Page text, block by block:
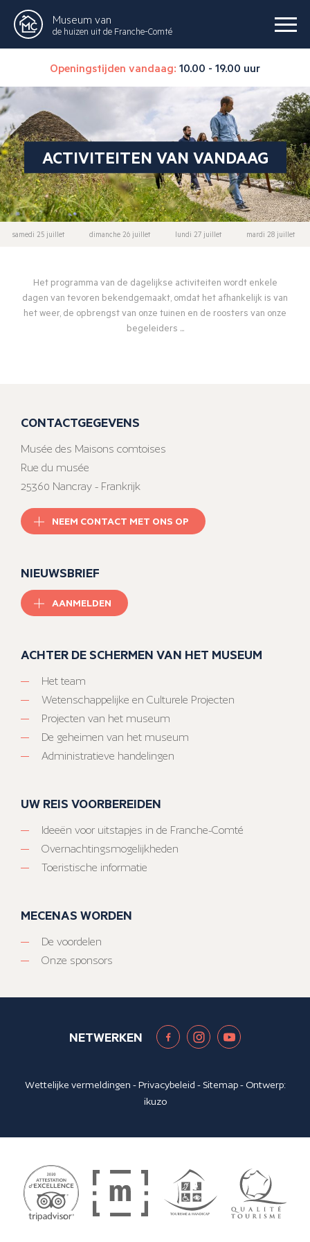
Museum van
de huizen uit de Franche-Comté
Openingstijden vandaag: 10.00 - 19.00 uur
ACTIVITEITEN VAN VANDAAG
samedi 25 juillet dimanche 26 juillet lundi 27 juillet mardi 28 juillet
Het programma van de dagelijkse activiteiten wordt enkele
dagen van tevoren bekendgemaakt, omdat het afhankelijk is van
het weer, de opbrengst van onze tuinen en de roosters van onze
begeleiders ...
CONTACTGEGEVENS
Musée des Maisons comtoises
Rue du musée
25360 Nancray - Frankrijk
NEEM CONTACT MET ONS OP
NIEUWSBRIEF
AANMELDEN
ACHTER DE SCHERMEN VAN HET MUSEUM
Het team
Wetenschappelijke en Culturele Projecten
Projecten van het museum
De geheimen van het museum
Administratieve handelingen
UW REIS VOORBEREIDEN
Ideeën voor uitstapjes in de Franche-Comté
Overnachtingsmogelijkheden
Toeristische informatie
MECENAS WORDEN
De voordelen
Onze sponsors
NETWERKEN
Wettelijke vermeldingen -Privacybeleid - Sitemap- Ontwerp:
ikuzo